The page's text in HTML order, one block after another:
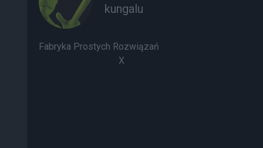
kungalu
Fabryka Prostych Rozwiązań
X